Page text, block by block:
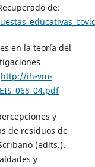
de:
en la teoría del
http://ih-vm-
y
de residuos de
(edits.).
y